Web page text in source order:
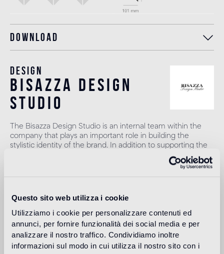
Questo sito web utilizza i cookie
Utilizziamo i cookie per personalizzare contenuti ed
annunci, per fornire funzionalità dei social media e per
analizzare il nostro traffico. Condividiamo inoltre
informazioni sul modo in cui utilizza il nostro sito con i
Download
Design
bisazza design
studio
The Bisazza Design Studio is an internal team within the
company that plays an important role in building the
stylistic identity of the brand. In addition to supporting the
designers collaborating with Bisazza in the development of
new collections, it contributes to expanding the company's
Utilisation prévue